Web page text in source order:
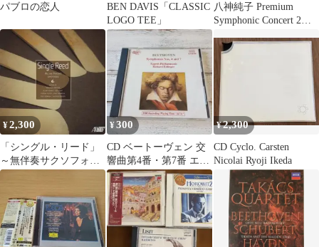
パブロの恋人
BEN DAVIS「CLASSIC
LOGO TEE」
八神純子 Premium
Symphonic Concert 2枚
¥2,300
「シングル・リード」
～無伴奏サクソフォン
作品集
¥300
CD ベートーヴェン 交
響曲第4番・第7番 エド
リンガー
¥2,300
CD Cyclo. Carsten
Nicolai Ryoji Ikeda